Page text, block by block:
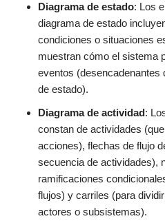
Diagrama de estado: Los
diagrama de estado
condiciones o situaciones
muestran cómo el sistema
eventos (desencadenantes
de estado).
Diagrama de actividad:
constan de actividades
acciones), flechas de flujo
secuencia de actividades),
ramificaciones
flujos) y carriles (para
actores o subsistemas).